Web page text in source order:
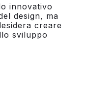
innovativo
design, ma
creare
sviluppo